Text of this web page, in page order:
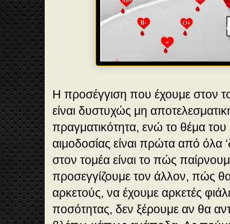
Η προσέγγιση που έχουμε στον
είναι δυστυχώς μη
πραγματικότητα, ενώ το θέμα του
αιμοδοσίας είναι πρώτα από όλα
στον τομέα είναι το πώς
προσεγγίζουμε τον άλλον, πώς
αρκετούς, να έχουμε αρκετές
ποσότητας, δεν ξέρουμε αν θα